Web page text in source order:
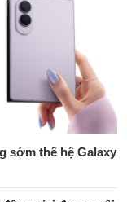
sớm thế hệ Galaxy